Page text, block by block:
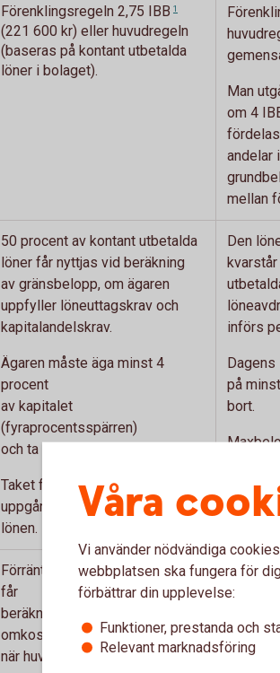
Förenklingsregeln 2,75 IBB 1
(221 600 kr) eller huvudregeln
(baseras på kontant utbetalda
löner i bolaget).
Man
om 4
fördelas
andelar
mellan
50 procent av kontant utbetalda
löner får nyttjas vid beräkning
av gränsbelopp, om ägaren
uppfyller löneuttagskrav och
kapitalandelskrav.
Ägaren måste äga minst 4
procent
av kapitalet
(fyraprocentsspärren)
och ta ut en viss lön.
Taket för lönebaserat utrymme
uppgår till 50 gånger den egna
lönen.
Den
införs
Dagens
på
bort.
att
Förräntning (SLR 2+ 9 procent)
får
beräknas på allt
omkostnadsbelopp
när huvudregeln används.
ska
Våra
Vi använder nödvändiga
webbplatsen ska fungera för
förbättrar din upplevelse:
Funktioner, prestanda och
Relevant marknadsföring